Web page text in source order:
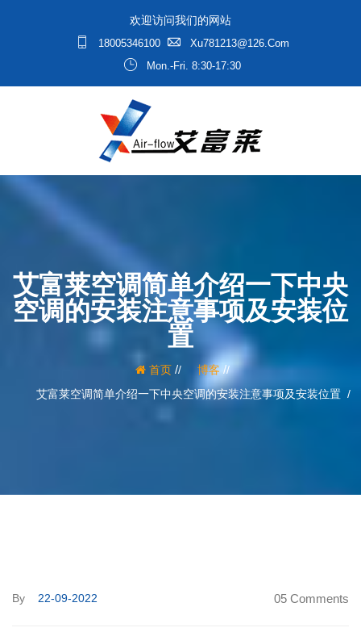
欢迎访问我们的网站
18005346100
Xu781213@126.com
Mon.-Fri. 8:30-17:30
艾富莱空调简单介绍一下中央
空调的安装注意事项及安装位
置
首页/ 博客 /
艾富莱空调简单介绍一下中央空调的安装注意事项及安装位置
By 22-09-2022 05 Comments